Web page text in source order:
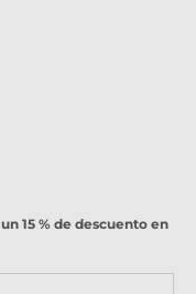
un 15 % de descuento en